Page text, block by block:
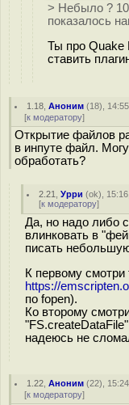
> Небыло ?
показалось
Ты про Quake
ставить
1.18 ,Аноним (18),
[к модератору]
Открытие файлов
в инпуте файл.
обработать?
2.21 ,Урри (ok),
[к модератору]
Да, но надо либо
влинковать в
писать
К первому смотри
https://
по fopen).
Ко второму
надеюсь не
1.22 ,Аноним (22),
[к модератору]